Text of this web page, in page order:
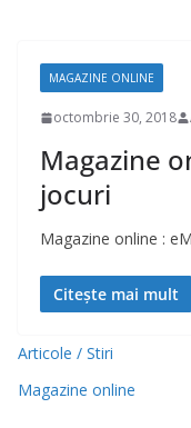
MAGAZINE ONLINE
octombrie 30, 2018
Magazine
jocuri
Magazine online :
Citește mai mult
Articole / Stiri
Magazine online